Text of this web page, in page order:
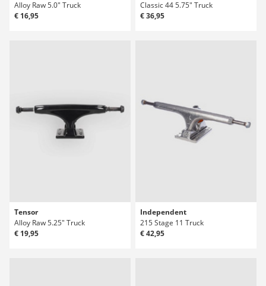
Alloy Raw 5.0" Truck
€ 16,95
Classic 44 5.75" Truck
€ 36,95
Tensor
Alloy Raw 5.25" Truck
€ 19,95
Independent
215 Stage 11 Truck
€ 42,95